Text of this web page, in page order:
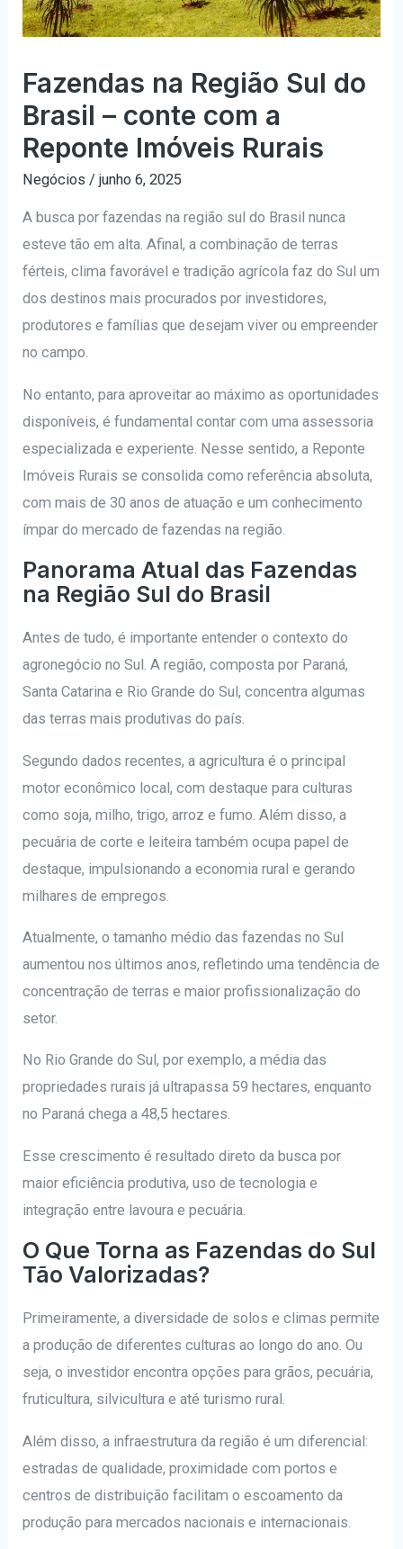
Fazendas na Região Sul do
Brasil – conte com a
Reponte Imóveis Rurais
Negócios /junho 6, 2025
A busca por fazendas na região sul do Brasil nunca
esteve tão em alta. Afinal, a combinação de terras
férteis, clima favorável e tradição agrícola faz do Sul um
dos destinos mais procurados por investidores,
produtores e famílias que desejam viver ou empreender
no campo.
No entanto, para aproveitar ao máximo as oportunidades
disponíveis, é fundamental contar com uma assessoria
especializada e experiente. Nesse sentido, a Reponte
Imóveis Rurais se consolida como referência absoluta,
com mais de 30 anos de atuação e um conhecimento
ímpar do mercado de fazendas na região.
Panorama Atual das Fazendas
na Região Sul do Brasil
Antes de tudo, é importante entender o contexto do
agronegócio no Sul. A região, composta por Paraná,
Santa Catarina e Rio Grande do Sul, concentra algumas
das terras mais produtivas do país.
Segundo dados recentes, a agricultura é o principal
motor econômico local, com destaque para culturas
como soja, milho, trigo, arroz e fumo. Além disso, a
pecuária de corte e leiteira também ocupa papel de
destaque, impulsionando a economia rural e gerando
milhares de empregos.
Atualmente, o tamanho médio das fazendas no Sul
aumentou nos últimos anos, refletindo uma tendência de
concentração de terras e maior profissionalização do
setor.
No Rio Grande do Sul, por exemplo, a média das
propriedades rurais já ultrapassa 59 hectares, enquanto
no Paraná chega a 48,5 hectares.
Esse crescimento é resultado direto da busca por
maior eficiência produtiva, uso de tecnologia e
integração entre lavoura e pecuária.
O Que Torna as Fazendas do Sul
Tão Valorizadas?
Primeiramente, a diversidade de solos e climas permite
a produção de diferentes culturas ao longo do ano. Ou
seja, o investidor encontra opções para grãos, pecuária,
fruticultura, silvicultura e até turismo rural.
Além disso, a infraestrutura da região é um diferencial:
estradas de qualidade, proximidade com portos e
centros de distribuição facilitam o escoamento da
produção para mercados nacionais e internacionais.